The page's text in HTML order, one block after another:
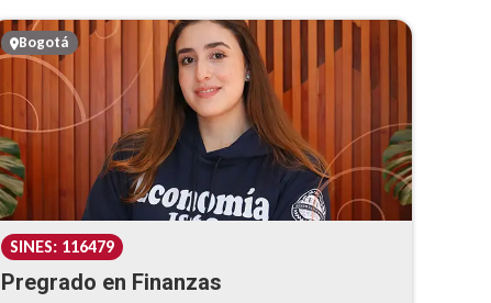
Bogotá
SINES: 116479
Pregrado en Finanzas